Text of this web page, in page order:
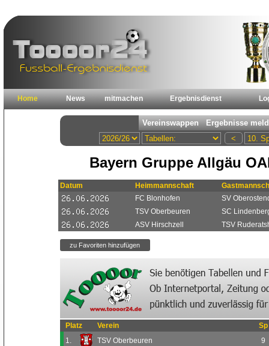
Home News mitmachen Ergebnisdienst
Bayern Gruppe Allgäu
Datum Heimmannschaft
FC Blonhofen
SV
TSV Oberbeuren
SC
ASV Hirschzell
TSV
Platz Verein
Sp
1.
TSV Oberbeuren 9